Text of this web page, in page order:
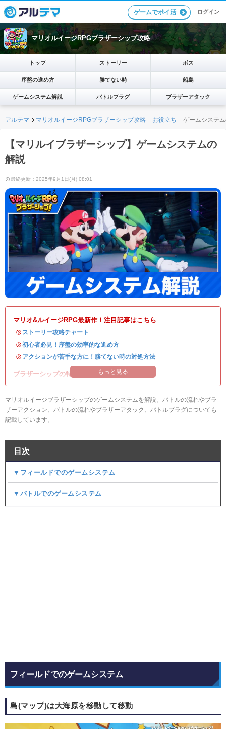
ゲームでポイ活 ログイン
マリオルイージRPGブラザーシップ攻略
トップ ストーリー ボス
序盤の進め方 勝てない時 船島
ゲームシステム解説 バトルプラグ ブラザーアタック
アルテマ マリオルイージRPGブラザーシップ攻略 お役立ち ゲームシステ
【マリルイブラザーシップ】ゲームシステムの
解説
最終更新：2025年9月1日(月) 08:01
マリオ&ルイージRPG最新作！注目記事はこちら
・ ストーリー攻略チャート
・初心者必見！序盤の効率的な進め方
・ アクションが苦手な方に！勝てない時の対処方法
ブラザーシップの特有システムをチェック！
もっと見る
マリオルイージブラザーシップのゲームシステムを解説。バトルの流れやブラ
ザーアクション、バトルの流れやブラザーアタック、バトルプラグについても
記載しています。
目次
▼フィールドでのゲームシステム
▼バトルでのゲームシステム
フィールドでのゲームシステム
島(マップ)は大海原を移動して移動